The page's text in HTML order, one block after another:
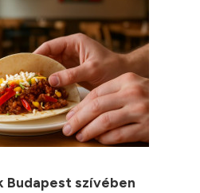
Budapest szívében